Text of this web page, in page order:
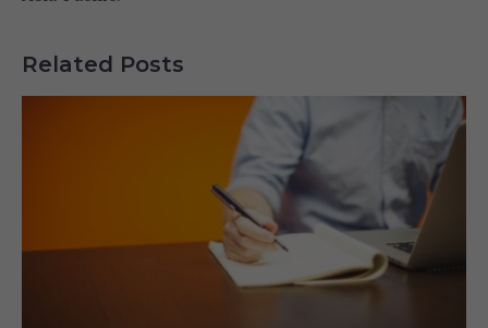
Related Posts